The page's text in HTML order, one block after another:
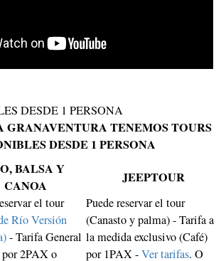
DESDE 1 PERSONA
TENEMOS TOURS
DESDE 1 PERSONA
BALSA Y
CANOA
JEEPTOUR
el tour
Río Versión
- Tarifa General
2PAX o
Puede reservar el tour
(Canasto y palma) - Tarifa a
la medida exclusivo (Café)
por 1PAX -Ver tarifas. O